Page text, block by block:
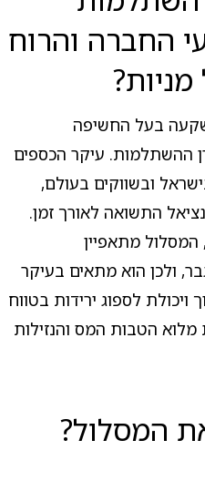
החברה והרוח
בעל החשיפה
ההשתלמות. עיקר הכספים
ובשווקים בעולם,
התשואה לאורך זמן.
מתאפיין
ולכן הוא מתאים בעיקר
ויכולת לספוג ירידות בטווח
הטבות המס והנזילות
המסלול?